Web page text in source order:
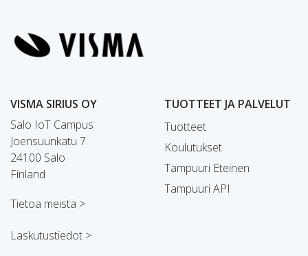
VISMA SIRIUS OY
Salo IoT Campus
Joensuunkatu 7
24100 Salo
Finland
Tietoa meistä >
Laskutustiedot >
TUOTTEET JA PALVELUT
Tuotteet
Koulutukset
Tampuuri Eteinen
Tampuuri API